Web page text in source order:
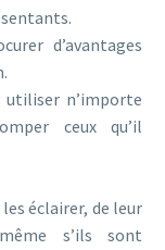
d’avantages
n’importe
ceux qu’il
éclairer, de leur
s’ils sont